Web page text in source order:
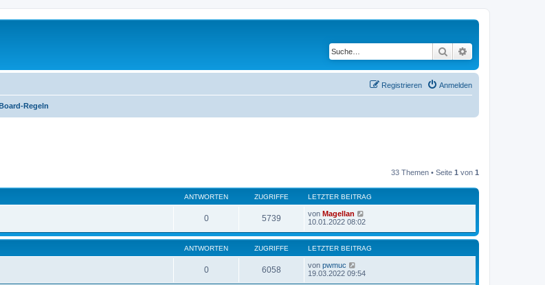
Suche
Anmelden
Registrieren
Regeln
33 Themen • Seite 1 von 1
ANTWORTEN ZUGRIFFE LETZTER BEITRAG
0 5739 von Magellan
10.01.2022 08:02
ANTWORTEN ZUGRIFFE LETZTER BEITRAG
0 6058 von pwmuc
19.03.2022 09:54